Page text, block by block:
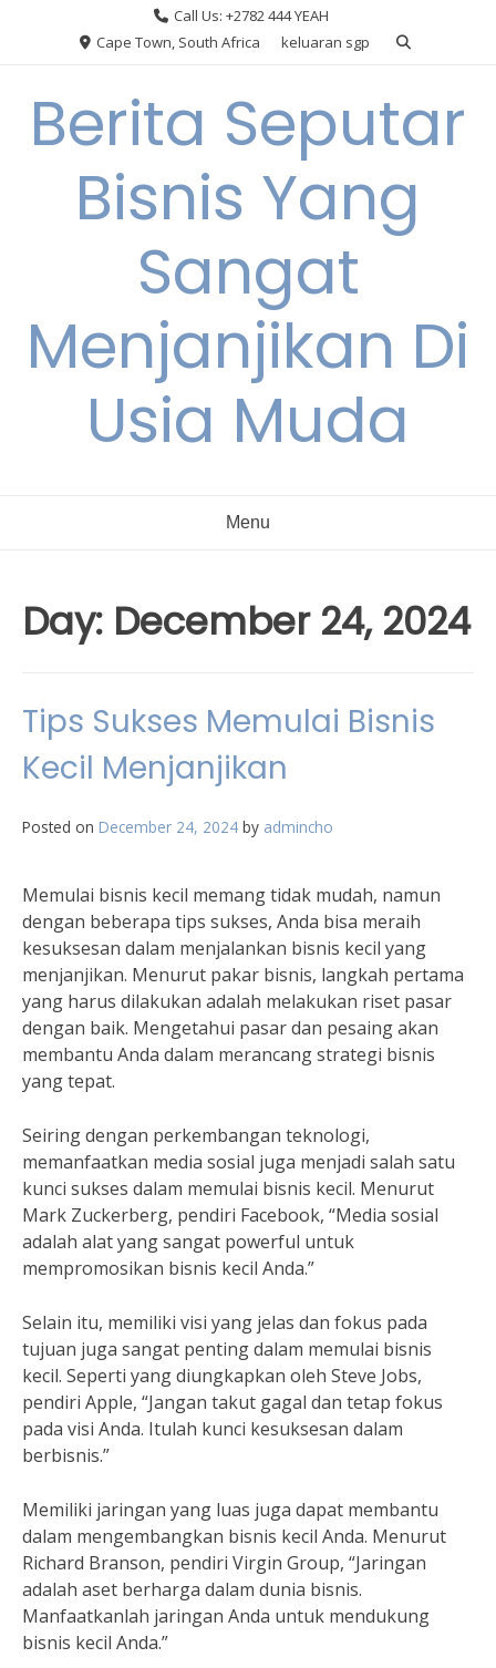
Call Us: +2782 444 YEAH
Cape Town, South Africa
keluaran sgp
Berita Seputar
Bisnis Yang
Sangat
Menjanjikan Di
Usia Muda
Menu
Day: December 24, 2024
Tips Sukses Memulai Bisnis
Kecil Menjanjikan
Posted on December 24, 2024 by admincho
Memulai bisnis kecil memang tidak mudah, namun
dengan beberapa tips sukses, Anda bisa meraih
kesuksesan dalam menjalankan bisnis kecil yang
menjanjikan. Menurut pakar bisnis, langkah pertama
yang harus dilakukan adalah melakukan riset pasar
dengan baik. Mengetahui pasar dan pesaing akan
membantu Anda dalam merancang strategi bisnis
yang tepat.
Seiring dengan perkembangan teknologi,
memanfaatkan media sosial juga menjadi salah satu
kunci sukses dalam memulai bisnis kecil. Menurut
Mark Zuckerberg, pendiri Facebook, “Media sosial
adalah alat yang sangat powerful untuk
mempromosikan bisnis kecil Anda.”
Selain itu, memiliki visi yang jelas dan fokus pada
tujuan juga sangat penting dalam memulai bisnis
kecil. Seperti yang diungkapkan oleh Steve Jobs,
pendiri Apple, “Jangan takut gagal dan tetap fokus
pada visi Anda. Itulah kunci kesuksesan dalam
berbisnis.”
Memiliki jaringan yang luas juga dapat membantu
dalam mengembangkan bisnis kecil Anda. Menurut
Richard Branson, pendiri Virgin Group, “Jaringan
adalah aset berharga dalam dunia bisnis.
Manfaatkanlah jaringan Anda untuk mendukung
bisnis kecil Anda.”